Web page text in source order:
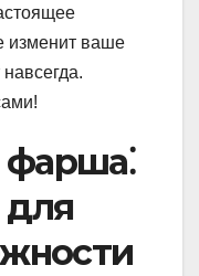
изменит ваше
для